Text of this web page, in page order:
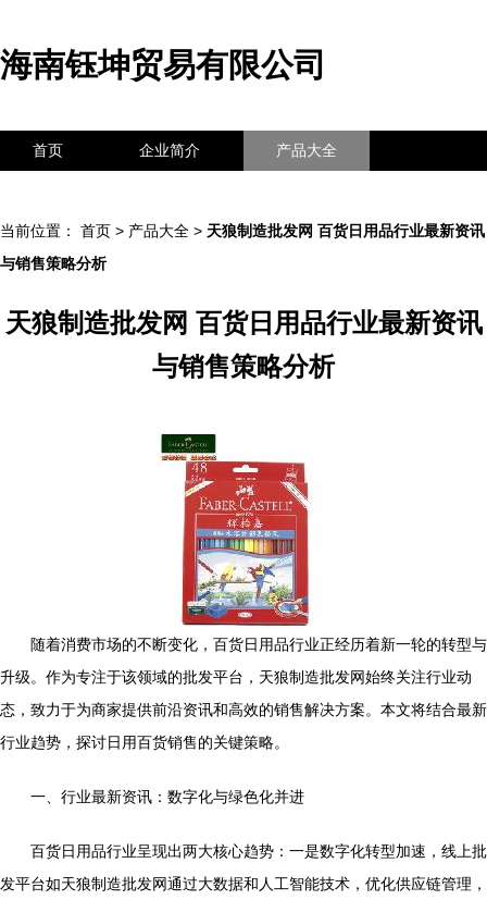
海南钰坤贸易有限公司
首页 企业简介 产品大全
当前位置： 首页 > 产品大全 > 天狼制造批发网 百货日用品行业最新资讯
与销售策略分析
天狼制造批发网 百货日用品行业最新资讯
与销售策略分析
随着消费市场的不断变化，百货日用品行业正经历着新一轮的转型与
升级。作为专注于该领域的批发平台，天狼制造批发网始终关注行业动
态，致力于为商家提供前沿资讯和高效的销售解决方案。本文将结合最新
行业趋势，探讨日用百货销售的关键策略。
一、行业最新资讯：数字化与绿色化并进
百货日用品行业呈现出两大核心趋势：一是数字化转型加速，线上批
发平台如天狼制造批发网通过大数据和人工智能技术，优化供应链管理，